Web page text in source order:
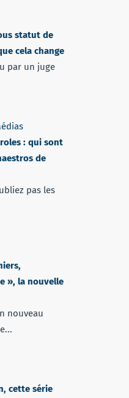
statut de
cela change
par un juge
: qui sont
de
pas les
», la nouvelle
nouveau
cette série